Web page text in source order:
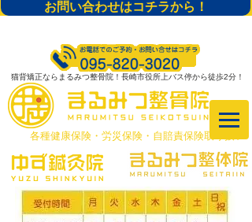
お問い合わせはコチラから！
猫背矯正ならまるみつ整骨院！長崎市役所上バス停から徒歩2分！
​各種健康保険・労災保険・自賠責保険取り扱い